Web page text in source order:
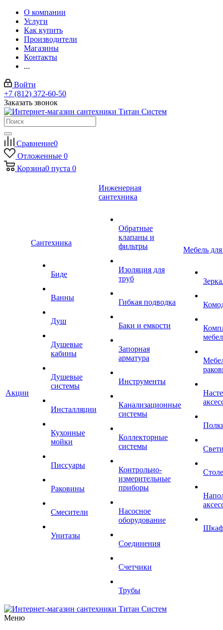
О компании
Услуги
Как купить
Производители
Магазины
Контакты
...
Войти
+7 (812) 372-60-50
Заказать звонок
Сравнение0
Отложенные 0
Корзина0 пуста 0
Акции
Сантехника
Биде
Ванны
Душ
Душевые
кабины
Душевые
системы
Инсталляции
Кухонные
мойки
Писсуары
Раковины
Смесители
Унитазы
Инженерная
сантехника
Обратные
клапаны и
фильтры
Изоляция для
труб
Гибкая подводка
Баки и емкости
Запорная
арматура
Инструменты
Канализационные
системы
Коллекторные
системы
Контрольно-
измерительные
приборы
Насосное
оборудование
Соединения
Счетчики
Трубы
Мебель
Меню